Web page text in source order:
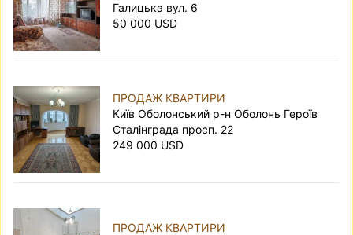
Галицька вул. 6
50 000 USD
ПРОДАЖ КВАРТИРИ
Київ Оболонський р-н Оболонь Героїв
Сталінграда просп. 22
249 000 USD
ПРОДАЖ КВАРТИРИ